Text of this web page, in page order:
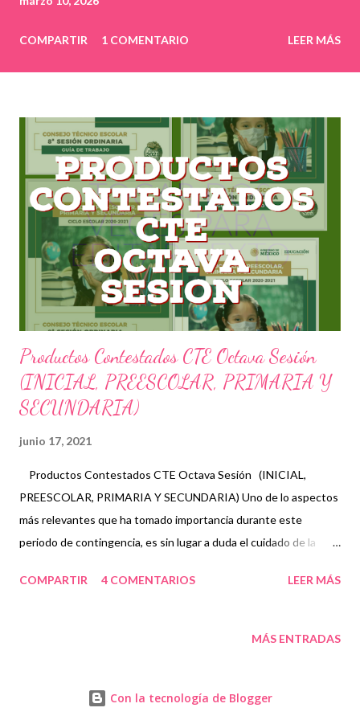
COMPARTIR 1 COMENTARIO LEER MÁS
Productos Contestados CTE Octava Sesión
(INICIAL, PREESCOLAR, PRIMARIA Y
SECUNDARIA)
junio 17, 2021
Productos Contestados CTE Octava Sesión (INICIAL,
PREESCOLAR, PRIMARIA Y SECUNDARIA) Uno de lo aspectos
más relevantes que ha tomado importancia durante este
periodo de contingencia, es sin lugar a duda el cuidado de la
(NNA), así mismo como los demás agentes de aprendizaje, como
los propósitos de esta quinta sesión ordinaria es el desarrollo de
emocional del alumnado, como base para su aprendizaje y
COMPARTIR 4 COMENTARIOS LEER MÁS
MÁS ENTRADAS
Con la tecnología de Blogger